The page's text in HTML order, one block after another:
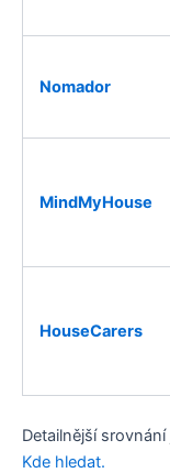
Nomador
MindMyHouse
HouseCarers
Detailnější
Kde hledat.